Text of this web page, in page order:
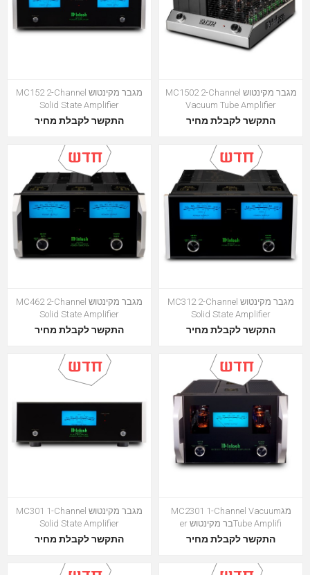
מגבר מקינטוש MC1502 2-Channel
Vacuum Tube Amplifier
התקשר לקבלת מחיר
מגבר מקינטוש MC152 2-Channel
Solid State Amplifier
התקשר לקבלת מחיר
מגבר מקינטוש MC312 2-Channel
Solid State Amplifier
התקשר לקבלת מחיר
מגבר מקינטוש MC462 2-Channel
Solid State Amplifier
התקשר לקבלת מחיר
מגMC2301 1-Channel Vacuum
Tube Amplifiבר מקינטוש er
התקשר לקבלת מחיר
מגבר מקינטוש MC301 1-Channel
Solid State Amplifier
התקשר לקבלת מחיר